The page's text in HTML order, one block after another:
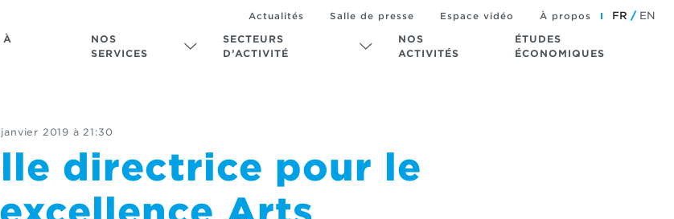
À
NOS
SERVICES
SECTEURS
D’ACTIVITÉ
NOS
ACTIVITÉS
ÉTUDES
ÉCONOMIQUES
Actualités Salle de presse Espace vidéo À propos FR EN
2019 à 21:30
directrice pour le